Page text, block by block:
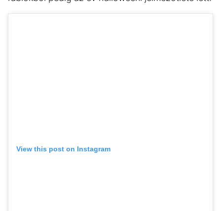
View this post on Instagram